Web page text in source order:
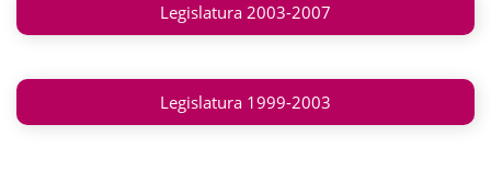
Legislatura 2003-2007
Legislatura 1999-2003